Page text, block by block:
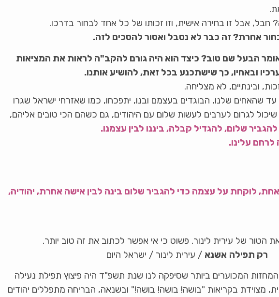
חבל, אבל זו בחירה אישית, וזו זכותו של כל אחד לבחור בדרכו.
אחרת? זה כבר לא נסבל ואסור להסכים לזה.
הבעל שם טוב? כיצד הוא היה גורם להקב"ה לראות את המציאות
ובאחיו, כך שישתכנע בכל זאת, להושיע אותנו.
ובינתיים, לא מצליחה.
עד שהאחים שלנו, הבוגדים בעצמם ובנו, יתפכחו, כמו שאזרחי ישראל שגרו
לגרום לערבים לעשות שלום עם היהודים, גם כשהם הכי טובים אליהם,
שלום, להגדיל קבלה, ביננו לבין עצמנו.
עלינו.
לוקחת על עצמה כדי להגביר שלום בינה לבין אישה אחרת, יהודיה,
הטור של עירית לינור. פשוט כי אי אפשר לכתוב את זה טוב יותר.
רק תפילה אשנא / עירית לינור / ישראל היום
אחד המחזות המכוערים ביותר שסיפקה לנו שנת תשפ"ד היה פיצוץ תפילת נעילה
מצוידת בקריאות "בושה! בושה! בושה!" ובשנאה, הבריחה מתפללים יהודים